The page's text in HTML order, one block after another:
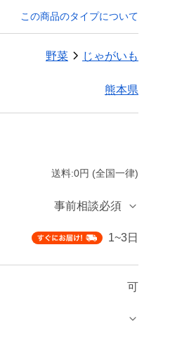
この商品のタイプについて
野菜 じゃがいも
熊本県
送料:0円 (全国一律)
事前相談必須
1~3日
可